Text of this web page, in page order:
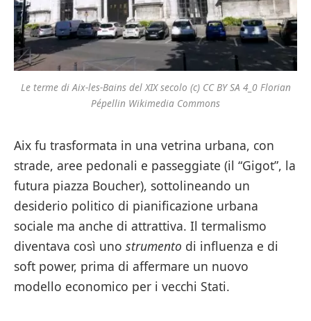
Le terme di Aix-les-Bains del XIX secolo (c) CC BY SA 4_0 Florian
Pépellin Wikimedia Commons
Aix fu trasformata in una vetrina urbana, con
strade, aree pedonali e passeggiate (il “Gigot”, la
futura piazza Boucher), sottolineando un
desiderio politico di pianificazione urbana
sociale ma anche di attrattiva. Il termalismo
diventava così uno strumento di influenza e di
soft power, prima di affermare un nuovo
modello economico per i vecchi Stati.